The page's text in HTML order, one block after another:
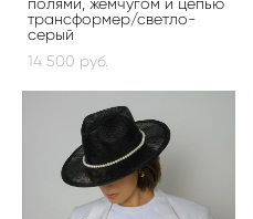
трансформер/светло-
серый
14 500 pуб.